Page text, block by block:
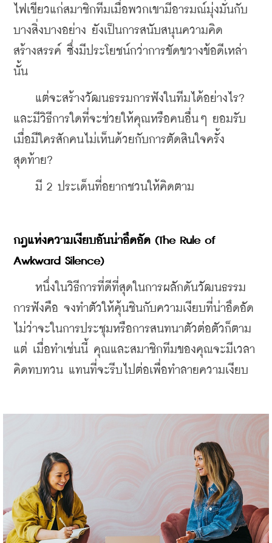
ไฟเขียวแก่สมาชิกทีมเมื่อพวกเขามีอารมณ์มุ่งมั่นกับ
บางสิ่งบางอย่าง ยังเป็นการสนับสนุนความคิด
สร้างสรรค์ ซึ่งมีประโยชน์กว่าการขัดขวางข้อดีเหล่า
นั้น
แต่จะสร้างวัฒนธรรมการฟังในทีมได้อย่างไร?
และมีวิธีการใดที่จะช่วยให้คุณหรือคนอื่นๆ ยอมรับ
เมื่อมีใครสักคนไม่เห็นด้วยกับการตัดสินใจครั้ง
สุดท้าย?
มี 2 ประเด็นที่อยากชวนให้คิดตาม
กฎแห่งความเงียบอันน่าอึดอัด (The Rule of
Awkward Silence)
หนึ่งในวิธีการที่ดีที่สุดในการผลักดันวัฒนธรรม
การฟังคือ จงทำตัวให้คุ้นชินกับความเงียบที่น่าอึดอัด
ไม่ว่าจะในการประชุมหรือการสนทนาตัวต่อตัวก็ตาม
แต่ เมื่อทำเช่นนี้ คุณและสมาชิกทีมของคุณจะมีเวลา
คิดทบทวน แทนที่จะรีบไปต่อเพื่อทำลายความเงียบ